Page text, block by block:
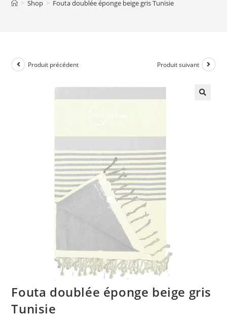
> Shop > Fouta doublée éponge beige gris Tunisie
Produit précédent Produit suivant
Fouta doublée éponge beige gris
Tunisie